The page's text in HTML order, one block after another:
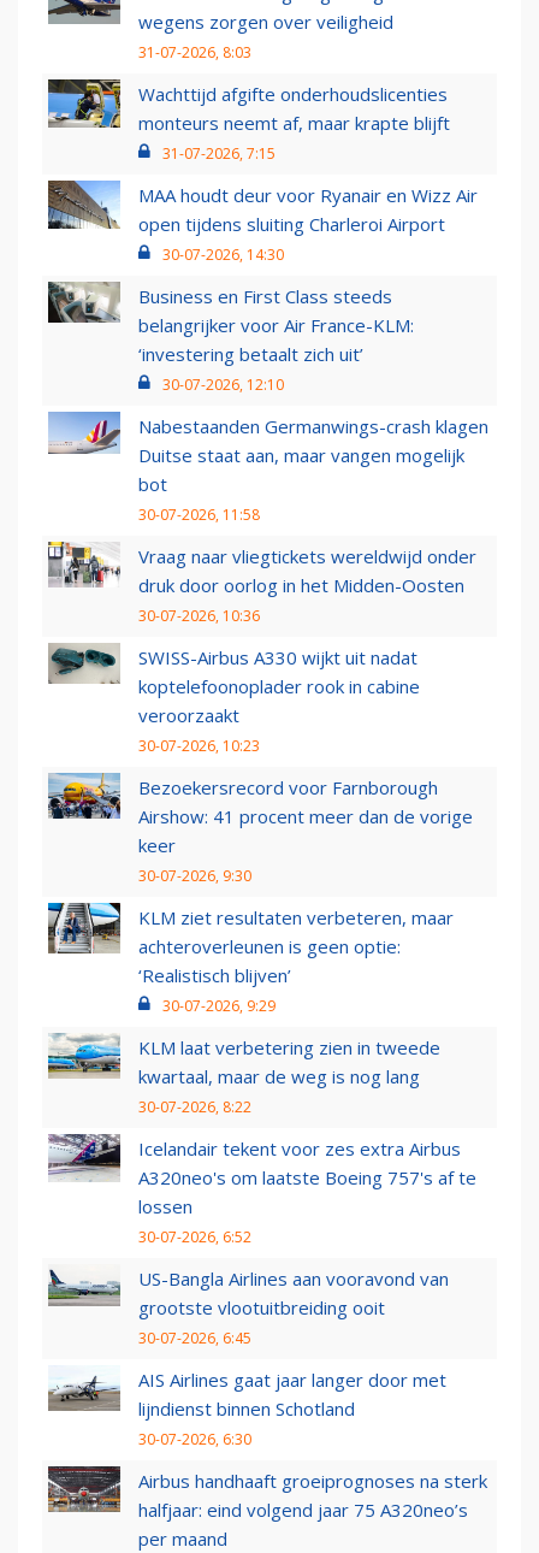
wegens zorgen over veiligheid
31-07-2026, 8:03
Wachttijd afgifte onderhoudslicenties
monteurs neemt af, maar krapte blijft
31-07-2026, 7:15
MAA houdt deur voor Ryanair en Wizz Air
open tijdens sluiting Charleroi Airport
30-07-2026, 14:30
Business en First Class steeds
belangrijker voor Air France-KLM:
‘investering betaalt zich uit’
30-07-2026, 12:10
Nabestaanden Germanwings-crash klagen
Duitse staat aan, maar vangen mogelijk
bot
30-07-2026, 11:58
Vraag naar vliegtickets wereldwijd onder
druk door oorlog in het Midden-Oosten
30-07-2026, 10:36
SWISS-Airbus A330 wijkt uit nadat
koptelefoonoplader rook in cabine
veroorzaakt
30-07-2026, 10:23
Bezoekersrecord voor Farnborough
Airshow: 41 procent meer dan de vorige
keer
30-07-2026, 9:30
KLM ziet resultaten verbeteren, maar
achteroverleunen is geen optie:
‘Realistisch blijven’
30-07-2026, 9:29
KLM laat verbetering zien in tweede
kwartaal, maar de weg is nog lang
30-07-2026, 8:22
Icelandair tekent voor zes extra Airbus
A320neo's om laatste Boeing 757's af te
lossen
30-07-2026, 6:52
US-Bangla Airlines aan vooravond van
grootste vlootuitbreiding ooit
30-07-2026, 6:45
AIS Airlines gaat jaar langer door met
lijndienst binnen Schotland
30-07-2026, 6:30
Airbus handhaaft groeiprognoses na sterk
halfjaar: eind volgend jaar 75 A320neo’s
per maand